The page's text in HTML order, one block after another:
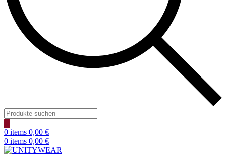
Products
search
0 items 0,00 €
0 items 0,00 €